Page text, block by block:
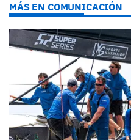
MÁS EN COMUNICACIÓN